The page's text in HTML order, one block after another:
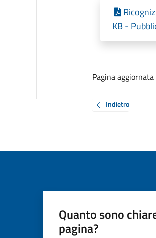
KB -
Pagina
Indietro
Quanto sono
pagina?